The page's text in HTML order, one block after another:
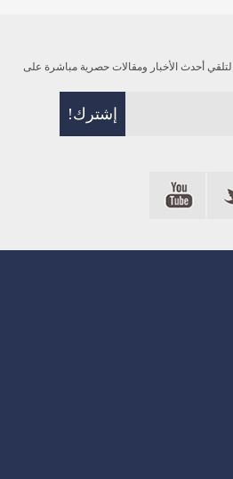
لتلقي أحدث الأخبار ومقالات حصرية مباشرة على